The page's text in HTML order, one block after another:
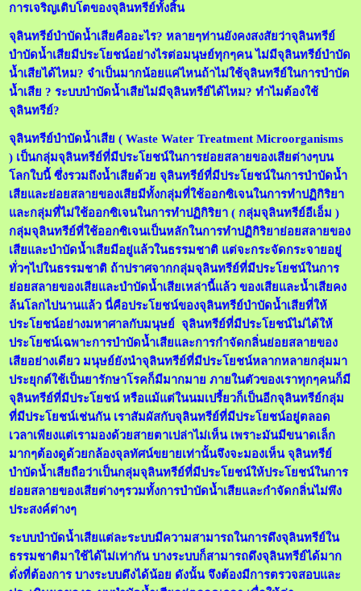
การเจริญเติบโตของจุลินทรีย์ทั้งสิ้น
จุลินทรีย์บำบัดน้ำเสียคืออะไร? หลายๆท่านยังคงสงสัยว่าจุลินทรีย์
บำบัดน้ำเสียมีประโยชน์อย่างไรต่อมนุษย์ทุกๆคน ไม่มีจุลินทรีย์บำบัด
น้ำเสียได้ไหม? จำเป็นมากน้อยแค่ไหนถ้าไม่ใช้จุลินทรีย์ในการบำบัด
น้ำเสีย ? ระบบบำบัดน้ำเสียไม่มีจุลินทรีย์ได้ไหม? ทำไมต้องใช้
จุลินทรีย์?
จุลินทรีย์บำบัดน้ำเสีย ( Waste Water Treatment Microorganisms
) เป็นกลุ่มจุลินทรีย์ที่มีประโยชน์ในการย่อยสลายของเสียต่างๆบน
โลกใบนี้ ซึ่งรวมถึงน้ำเสียด้วย จุลินทรีย์ที่มีประโยชน์ในการบำบัดน้ำ
เสียและย่อยสลายของเสียมีทั้งกลุ่มที่ใช้ออกซิเจนในการทำปฏิกิริยา
และกลุ่มที่ไม่ใช้ออกซิเจนในการทำปฏิกิริยา ( กลุ่มจุลินทรีย์อีเอ็ม )
กลุ่มจุลินทรีย์ที่ใช้ออกซิเจนเป็นหลักในการทำปฏิกิริยาย่อยสลายของ
เสียและบำบัดน้ำเสียมีอยู่แล้วในธรรมชาติ แต่จะกระจัดกระจายอยู่
ทั่วๆไปในธรรมชาติ ถ้าปราศจากกลุ่มจุลินทรีย์ที่มีประโยชน์ในการ
ย่อยสลายของเสียและบำบัดน้ำเสียเหล่านี้แล้ว ของเสียและน้ำเสียคง
ล้นโลกไปนานแล้ว นี่คือประโยชน์ของจุลินทรีย์บำบัดน้ำเสียที่ให้
ประโยชน์อย่างมหาศาลกับมนุษย์ จุลินทรีย์ที่มีประโยชน์ไม่ได้ให้
ประโยชน์เฉพาะการบำบัดน้ำเสียและการกำจัดกลิ่นย่อยสลายของ
เสียอย่างเดียว มนุษย์ยังนำจุลินทรีย์ที่มีประโยชน์หลากหลายกลุ่มมา
ประยุกต์ใช้เป็นยารักษาโรคก็มีมากมาย ภายในตัวของเราทุกๆคนก็มี
จุลินทรีย์ที่มีประโยชน์ หรือแม้แต่ในนมเปรี้ยวก็เป็นอีกจุลินทรีย์กลุ่ม
ที่มีประโยชน์เช่นกัน เราสัมผัสกับจุลินทรีย์ที่มีประโยชน์อยู่ตลอด
เวลาเพียงแต่เรามองด้วยสายตาเปล่าไม่เห็น เพราะมันมีขนาดเล็ก
มากๆต้องดูด้วยกล้องจุลทัศน์ขยายเท่านั้นจึงจะมองเห็น จุลินทรีย์
บำบัดน้ำเสียถือว่าเป็นกลุ่มจุลินทรีย์ที่มีประโยชน์ให้ประโยชน์ในการ
ย่อยสลายของเสียต่างๆรวมทั้งการบำบัดน้ำเสียและกำจัดกลิ่นไม่พึง
ประสงค์ต่างๆ
ระบบบำบัดน้ำเสียแต่ละระบบมีความสามารถในการดึงจุลินทรีย์ใน
ธรรมชาติมาใช้ได้ไม่เท่ากัน บางระบบก็สามารถดึงจุลินทรีย์ได้มาก
ดั่งที่ต้องการ บางระบบดึงได้น้อย ดังนั้น จึงต้องมีการตรวจสอบและ